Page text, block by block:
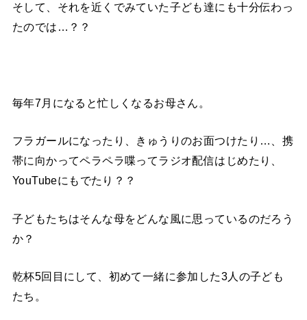
そして、それを近くでみていた子ども達にも十分伝わっ
たのでは…？？
毎年7月になると忙しくなるお母さん。
フラガールになったり、きゅうりのお面つけたり…、携
帯に向かってペラペラ喋ってラジオ配信はじめたり、
YouTubeにもでたり？？
子どもたちはそんな母をどんな風に思っているのだろう
か？
乾杯5回目にして、初めて一緒に参加した3人の子ども
たち。